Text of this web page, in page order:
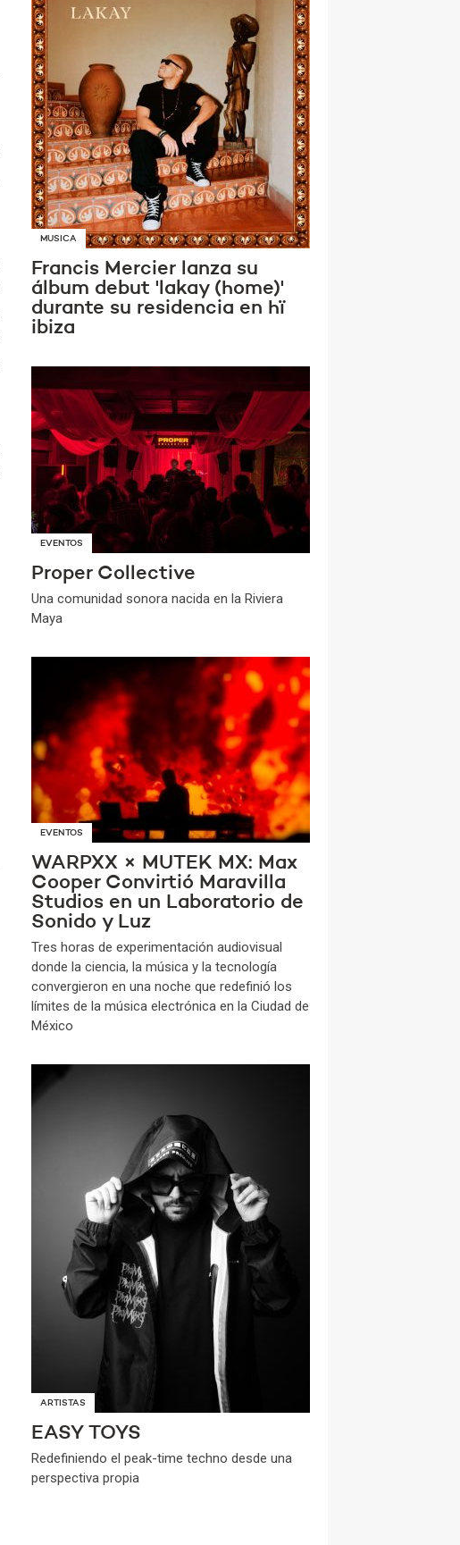
MUSICA
Francis Mercier lanza su
álbum debut 'lakay (home)'
durante su residencia en hï
ibiza
EVENTOS
Proper Collective
Una comunidad sonora nacida en la Riviera
Maya
EVENTOS
WARPXX × MUTEK MX: Max
Cooper Convirtió Maravilla
Studios en un Laboratorio de
Sonido y Luz
Tres horas de experimentación audiovisual
donde la ciencia, la música y la tecnología
convergieron en una noche que redefinió los
límites de la música electrónica en la Ciudad de
México
ARTISTAS
EASY TOYS
Redefiniendo el peak-time techno desde una
perspectiva propia